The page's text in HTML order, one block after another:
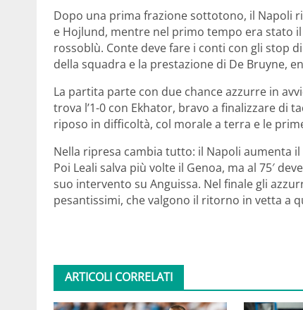
Dopo una prima frazione sottotono, il Napoli
e Hojlund, mentre nel primo tempo era stato
rossoblù. Conte deve fare i conti con gli stop
della squadra e la prestazione di De Bruyne,
La partita parte con due chance azzurre in
trova l’1-0 con Ekhator, bravo a finalizzare di
riposo in difficoltà, col morale a terra e le
Nella ripresa cambia tutto: il Napoli aumenta il
Poi Leali salva più volte il Genoa, ma al 75′
suo intervento su Anguissa. Nel finale gli
pesantissimi, che valgono il ritorno in vetta a
ARTICOLI CORRELATI